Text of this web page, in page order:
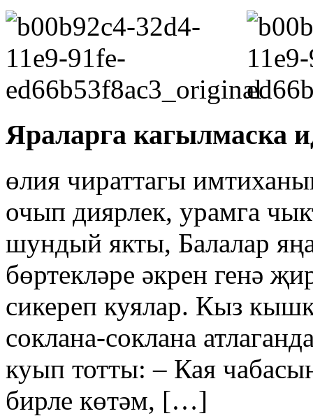
Яраларга кагылмаска
өлия чираттагы
очып диярлек, урамга
шундый якты, Балалар
бөртекләре әкрен генә
сикереп куялар. Кыз
соклана-соклана
куып тотты: – Кая
бирле көтәм, […]